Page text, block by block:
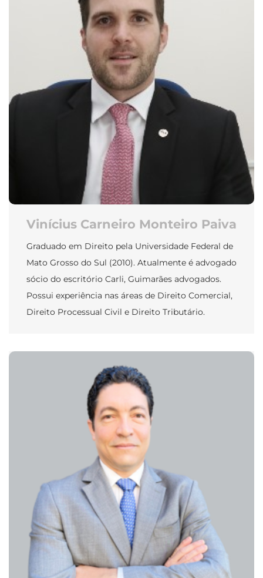
Vinícius Carneiro Monteiro Paiva
Graduado em Direito pela Universidade Federal de
Mato Grosso do Sul (2010). Atualmente é advogado
sócio do escritório Carli, Guimarães advogados.
Possui experiência nas áreas de Direito Comercial,
Direito Processual Civil e Direito Tributário.